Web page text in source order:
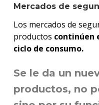
Mercados de
Los mercados de
productos continúen
ciclo de consumo.
Se le da un
productos, no